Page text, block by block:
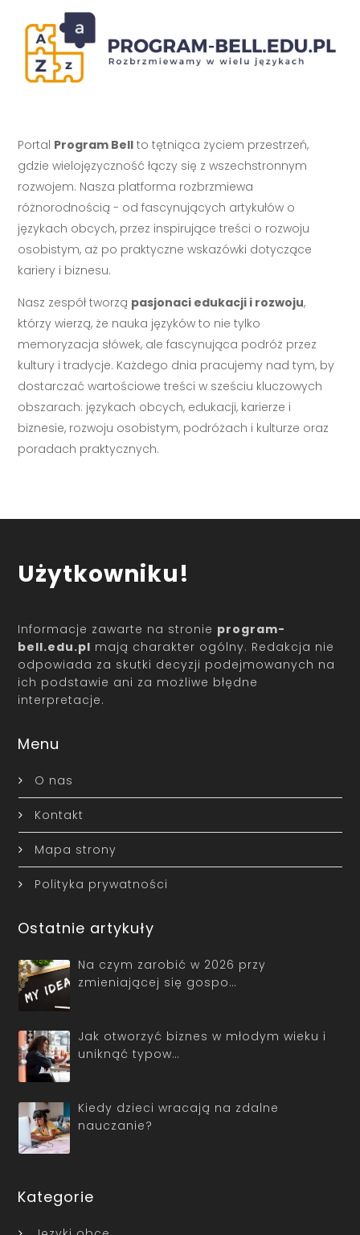
Portal Program Bell to tętniąca życiem przestrzeń,
gdzie wielojęzyczność łączy się z wszechstronnym
rozwojem. Nasza platforma rozbrzmiewa
różnorodnością - od fascynujących artykułów o
językach obcych, przez inspirujące treści o rozwoju
osobistym, aż po praktyczne wskazówki dotyczące
kariery i biznesu.
Nasz zespół tworzą pasjonaci edukacji i rozwoju,
którzy wierzą, że nauka języków to nie tylko
memoryzacja słówek, ale fascynująca podróż przez
kultury i tradycje. Każdego dnia pracujemy nad tym, by
dostarczać wartościowe treści w sześciu kluczowych
obszarach: językach obcych, edukacji, karierze i
biznesie, rozwoju osobistym, podróżach i kulturze oraz
poradach praktycznych.
Użytkowniku!
Informacje zawarte na stronie program-
bell.edu.pl mają charakter ogólny. Redakcja nie
odpowiada za skutki decyzji podejmowanych na
ich podstawie ani za możliwe błędne
interpretacje.
Menu
O nas
Kontakt
Mapa strony
Polityka prywatności
Ostatnie artykuły
Na czym zarobić w 2026 przy
zmieniającej się gospo…
Jak otworzyć biznes w młodym wieku i
uniknąć typow…
Kiedy dzieci wracają na zdalne
nauczanie?
Kategorie